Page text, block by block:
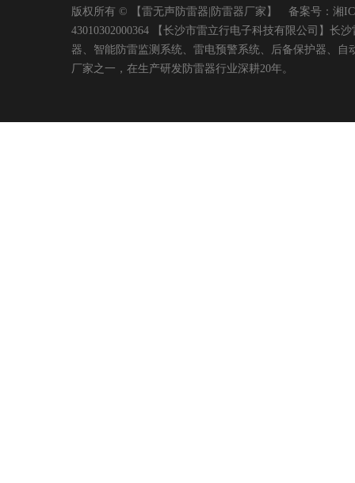
版权所有 © 【雷无声防雷器|防雷器厂家】 备案号： 湘
43010302000364 【长沙市雷立行电子科技有限公司】长
器、智能防雷监测系统、雷电预警系统、后备保护器、
厂家之一，在生产研发防雷器行业深耕20年。